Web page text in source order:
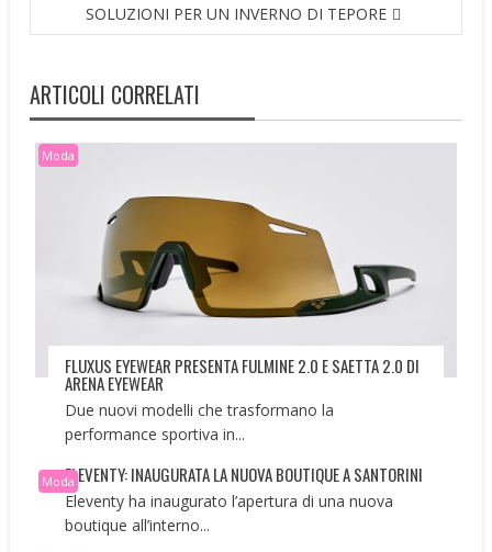
SOLUZIONI PER UN INVERNO DI TEPORE
ARTICOLI CORRELATI
Moda
FLUXUS EYEWEAR PRESENTA FULMINE 2.0 E SAETTA 2.0 DI
ARENA EYEWEAR
Due nuovi modelli che trasformano la
performance sportiva in...
ModaELEVENTY: INAUGURATA LA NUOVA BOUTIQUE A SANTORINI
Eleventy ha inaugurato l’apertura di una nuova
boutique all’interno...